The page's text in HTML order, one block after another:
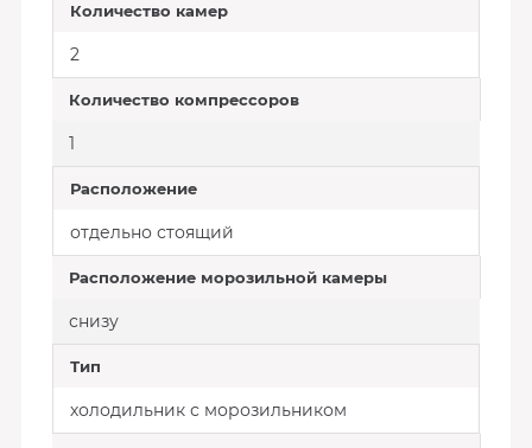
Количество камер
2
Количество компрессоров
1
Расположение
отдельно стоящий
Расположение морозильной камеры
снизу
Тип
холодильник с морозильником